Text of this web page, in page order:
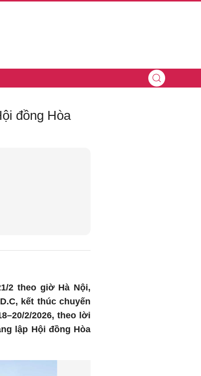
đồng Hòa
2 theo giờ Hà Nội,
kết thúc chuyến
2/2026, theo lời
lập Hội đồng Hòa